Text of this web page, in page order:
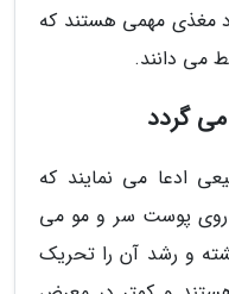
مغذی مهمی هستند که
می دانند.
ادعا می نمایند که
روی پوست سر و مو می
و رشد آن را تحریک